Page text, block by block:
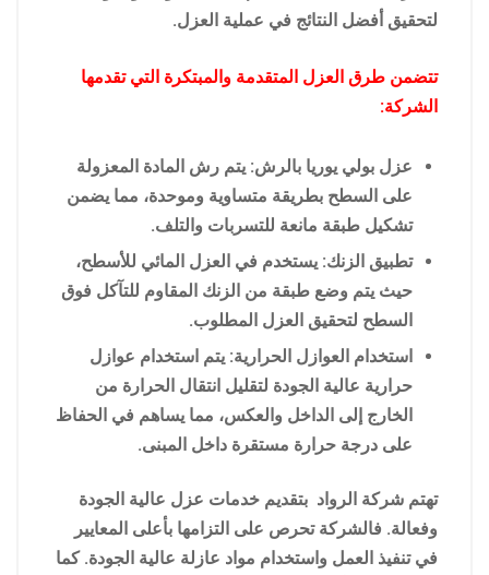
لتحقيق أفضل النتائج في عملية العزل.
تتضمن طرق العزل المتقدمة والمبتكرة التي تقدمها
الشركة:
عزل بولي يوريا بالرش: يتم رش المادة المعزولة
على السطح بطريقة متساوية وموحدة، مما يضمن
تشكيل طبقة مانعة للتسربات والتلف.
تطبيق الزنك: يستخدم في العزل المائي للأسطح،
حيث يتم وضع طبقة من الزنك المقاوم للتآكل فوق
السطح لتحقيق العزل المطلوب.
استخدام العوازل الحرارية: يتم استخدام عوازل
حرارية عالية الجودة لتقليل انتقال الحرارة من
الخارج إلى الداخل والعكس، مما يساهم في الحفاظ
على درجة حرارة مستقرة داخل المبنى.
تهتم شركة الرواد بتقديم خدمات عزل عالية الجودة
وفعالة. فالشركة تحرص على التزامها بأعلى المعايير
في تنفيذ العمل واستخدام مواد عازلة عالية الجودة. كما